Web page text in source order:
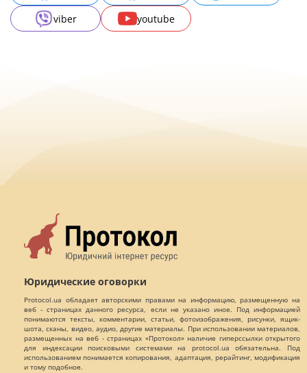
viber
youtube
Юридические оговорки
Protocol.ua обладает авторскими правами на информацию, размещенную на
веб - страницах данного ресурса, если не указано иное. Под информацией
понимаются тексты, комментарии, статьи, фотоизображения, рисунки, ящик-
шота, сканы, видео, аудио, другие материалы. При использовании материалов,
размещенных на веб - страницах «Протокол» наличие гиперссылки открытого
для индексации поисковыми системами на protocol.ua обязательна. Под
использованием понимается копирования, адаптация, рерайтинг, модификация
и тому подобное.